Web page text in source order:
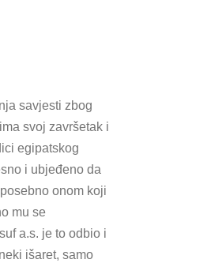
savjesti zbog
svoj završetak i
egipatskog
i ubjeđeno da
onom koji
mu se
a.s. je to odbio i
išaret, samo